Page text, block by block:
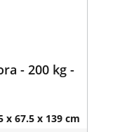
- 200 kg -
x 67.5 x 139 cm